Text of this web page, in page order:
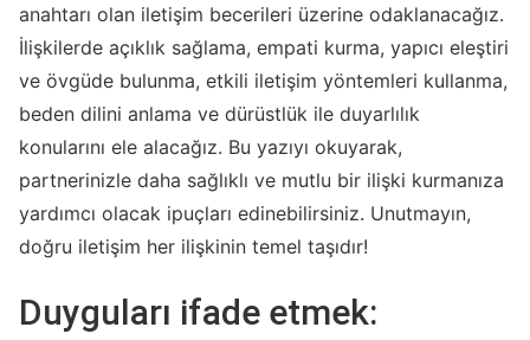
anahtarı olan iletişim becerileri üzerine odaklanacağız.
İlişkilerde açıklık sağlama, empati kurma, yapıcı eleştiri
ve övgüde bulunma, etkili iletişim yöntemleri kullanma,
beden dilini anlama ve dürüstlük ile duyarlılık
konularını ele alacağız. Bu yazıyı okuyarak,
partnerinizle daha sağlıklı ve mutlu bir ilişki kurmanıza
yardımcı olacak ipuçları edinebilirsiniz. Unutmayın,
doğru iletişim her ilişkinin temel taşıdır!
Duyguları ifade etmek: